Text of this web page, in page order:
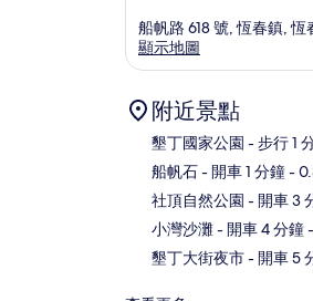
船帆路 618 號, 恆春鎮,
顯示地圖
附近景點
墾丁國家公園 - 步行 1
船帆石- 開車 1 分鐘-
社頂自然公園 - 開車 3
小灣沙灘- 開車 4 分鐘
墾丁大街夜市- 開車 5